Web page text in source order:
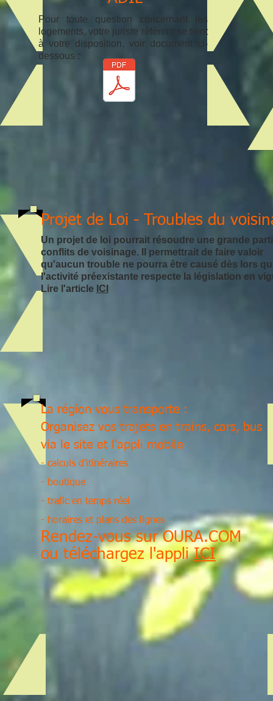
Pour toute question concernant les
logements, votre juriste référent se tient
à votre disposition, voir document ci-
dessous :
Projet de Loi - Troubles du
Un projet de loi pourrait résoudre une grande
conflits de voisinage. Il permettrait de faire valoir
qu'aucun trouble ne pourra être causé dès lors
l'activité préexistante respecte la législation en
Lire l'article ICI
La région vous transporte :
Organisez vos trajets en trains, cars, bus
via le site et l'appli mobile
- calculs d'itinéraires
- boutique
- trafic en temps réel
- horaires et plans des lignes
Rendez-vous sur OURA.COM
ou téléchargez l'appliICI